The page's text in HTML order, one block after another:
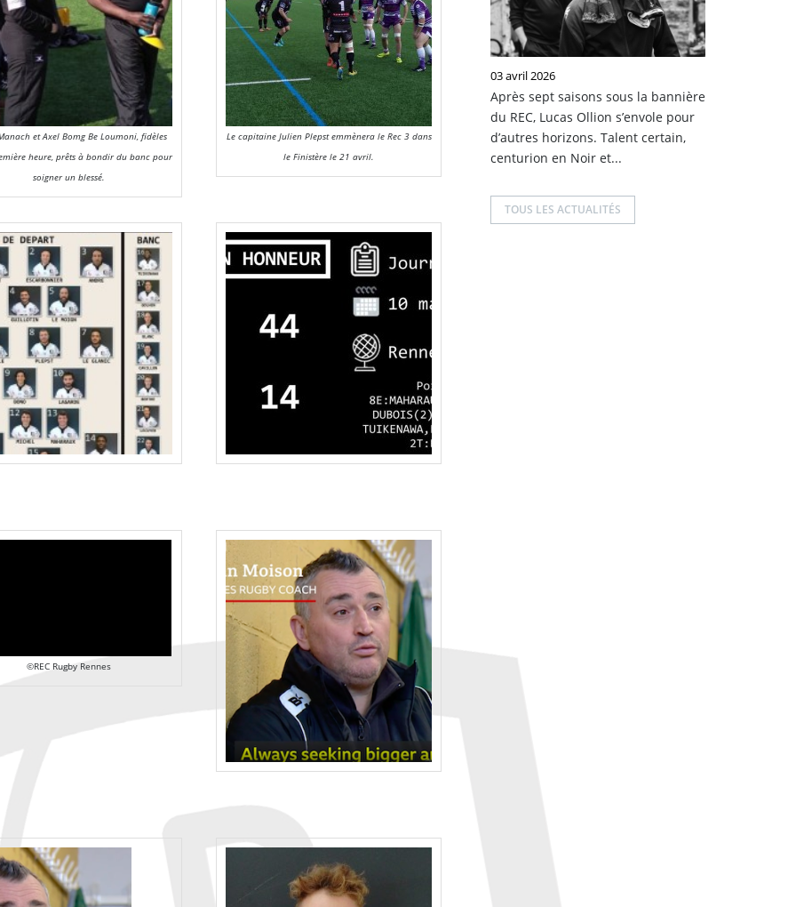
et Axel Bomg Be Loumoni, fidèles
heure, prêts à bondir du banc pour
soigner un blessé.
Le capitaine Julien Plepst emmènera le Rec 3 dans
le Finistère le 21 avril.
©REC Rugby Rennes
03 avril 2026
Après sept saisons sous la bannière
du REC, Lucas Ollion s’envole pour
d’autres horizons. Talent certain,
centurion en Noir et...
TOUS LES ACTUALITÉS